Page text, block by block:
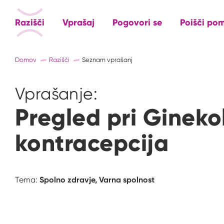
Razišči Vprašaj Pogovori se Poišči
Domov Razišči Seznam vprašanj
Vprašanje:
Pregled pri
kontracepcija
Tema: Spolno zdravje, Varna spolnost